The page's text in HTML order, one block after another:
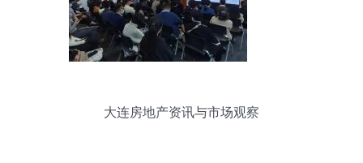
大连房地产资讯与市场观察